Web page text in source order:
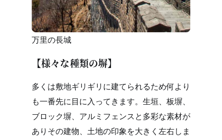
万里の長城
【様々な種類の塀】
多くは敷地ギリギリに建てられるため何より
も一番先に目に入ってきます。生垣、板塀、
ブロック塀、アルミフェンスと多彩な素材が
ありその建物、土地の印象を大きく左右しま